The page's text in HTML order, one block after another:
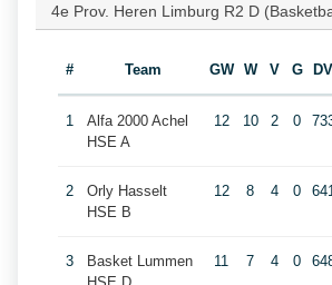
4e Prov. Heren Limburg R2 D
# Team GW W V G DV
1
Alfa 2000 Achel
HSE A
12 10 2 0
2
Orly Hasselt
HSE B
12 8 4 0
3
Basket Lummen
11 7 4 0